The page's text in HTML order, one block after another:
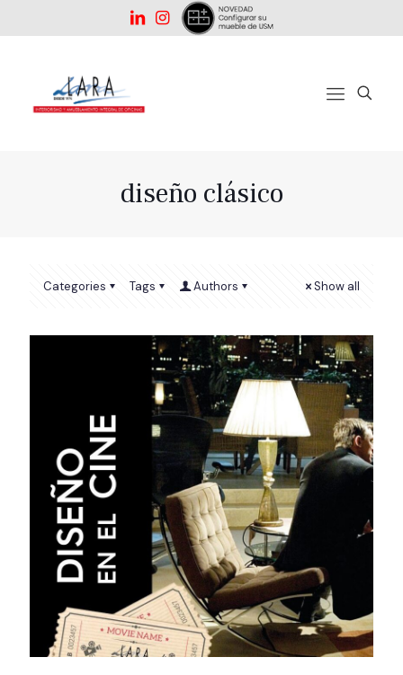
diseño clásico
Categories Tags Authors Show all